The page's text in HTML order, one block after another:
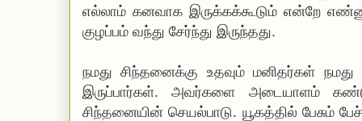
எல்லாம் கனவாக இருக்கக்கூடும் என்றே
குழப்பம் வந்து சேர்ந்து இருந்தது.
நமது சிந்தனைக்கு உதவும் மனிதர்கள்
இருப்பார்கள். அவர்களை அடையாளம்
சிந்தனையின் செயல்பாடு. யூகத்தில் பேசும்